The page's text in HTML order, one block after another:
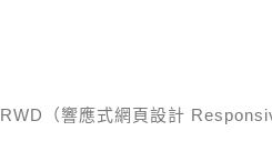
RWD（響應式網頁設計